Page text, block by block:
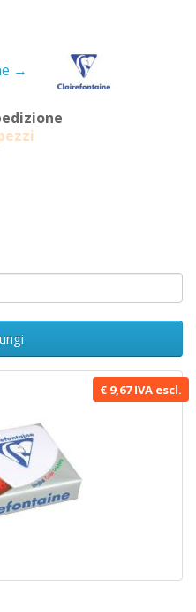
€ 9,67 IVA escl.
→